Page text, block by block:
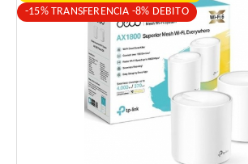
-15% TRANSFERENCIA -8% DEBITO